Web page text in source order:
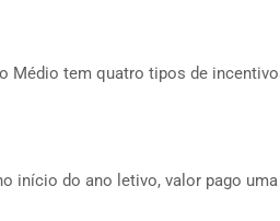
Médio tem quatro tipos de
início do ano letivo, valor pago uma